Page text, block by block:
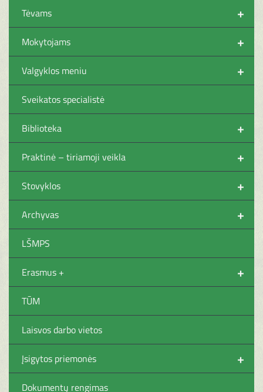
+
Tėvams
+
Mokytojams
+
Valgyklos meniu
Sveikatos specialistė
+
Biblioteka
+
Praktinė – tiriamoji veikla
+
Stovyklos
+
Archyvas
LŠMPS
+
Erasmus +
TŪM
Laisvos darbo vietos
+
Įsigytos priemonės
Dokumentų rengimas